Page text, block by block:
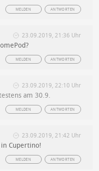
ANTWORTEN
MELDEN
23.09.2019, 21:36 Uhr
ANTWORTEN
MELDEN
23.09.2019, 22:10 Uhr
am 30.9.
ANTWORTEN
MELDEN
23.09.2019, 21:42 Uhr
Cupertino!
ANTWORTEN
MELDEN